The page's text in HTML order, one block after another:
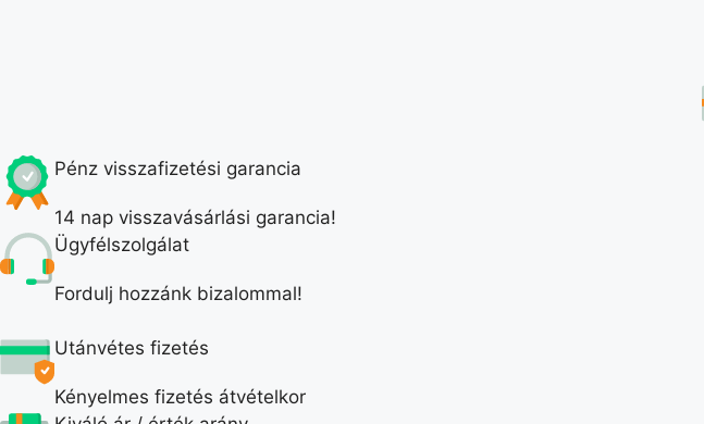
Pénz visszafizetési garancia
14 nap visszavásárlási garancia!
Ügyfélszolgálat
Fordulj hozzánk bizalommal!
Utánvétes fizetés
Kényelmes fizetés átvételkor